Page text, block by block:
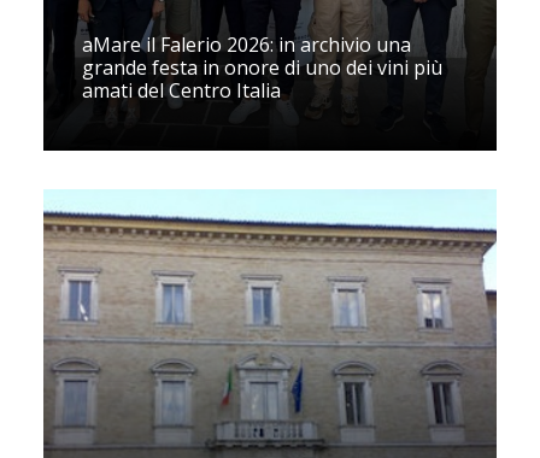
aMare il Falerio 2026: in archivio una
grande festa in onore di uno dei vini più
amati del Centro Italia